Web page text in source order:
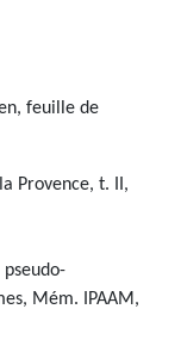
feuille de
Provence, t. II,
Mém. IPAAM,